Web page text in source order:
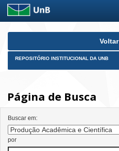
Skip
Voltar
REPOSITÓRIO INSTITUCIONAL DA UNB
Página de Busca
Buscar em:
por